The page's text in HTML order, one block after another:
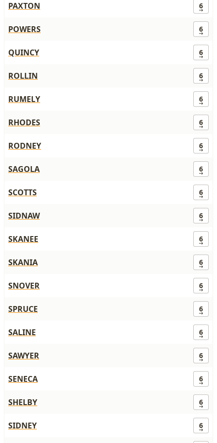
PAXTON 6
POWERS 6
QUINCY 6
ROLLIN 6
RUMELY 6
RHODES 6
RODNEY 6
SAGOLA 6
SCOTTS 6
SIDNAW 6
SKANEE 6
SKANIA 6
SNOVER 6
SPRUCE 6
SALINE 6
SAWYER 6
SENECA 6
SHELBY 6
SIDNEY 6